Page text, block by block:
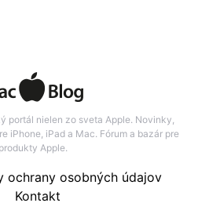
portál nielen zo sveta Apple. Novinky,
iPhone, iPad a Mac. Fórum a bazár pre
produkty Apple.
ochrany osobných údajov
Kontakt